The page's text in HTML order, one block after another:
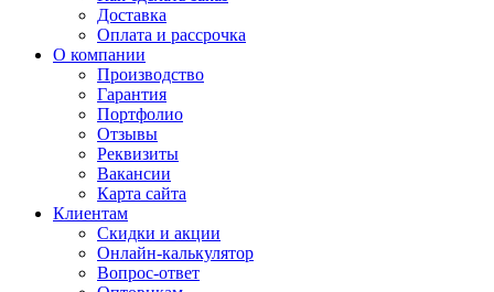
Доставка
Оплата и рассрочка
О компании
Производство
Гарантия
Портфолио
Отзывы
Реквизиты
Вакансии
Карта сайта
Клиентам
Скидки и акции
Онлайн-калькулятор
Вопрос-ответ